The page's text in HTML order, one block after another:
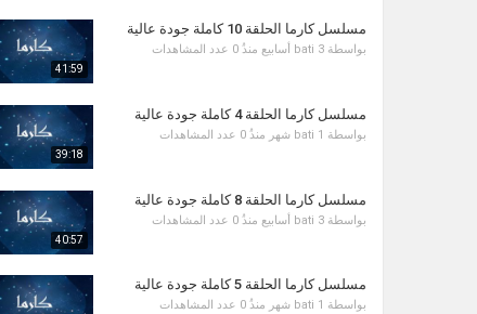
41:59
مسلسل كارما الحلقة 10 كاملة جودة عالية
بواسطة bati 3 أسابيع منذُ 0 عدد المشاهدات
39:18
مسلسل كارما الحلقة 4 كاملة جودة عالية
بواسطة bati 1 شهر منذُ 0 عدد المشاهدات
40:57
مسلسل كارما الحلقة 8 كاملة جودة عالية
بواسطة bati 3 أسابيع منذُ 0 عدد المشاهدات
مسلسل كارما الحلقة 5 كاملة جودة عالية
بواسطة bati 1 شهر منذُ 0 عدد المشاهدات